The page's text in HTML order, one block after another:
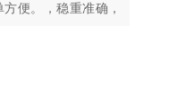
便。，稳重准确，
，避免操作错误。
表。可连接打印标